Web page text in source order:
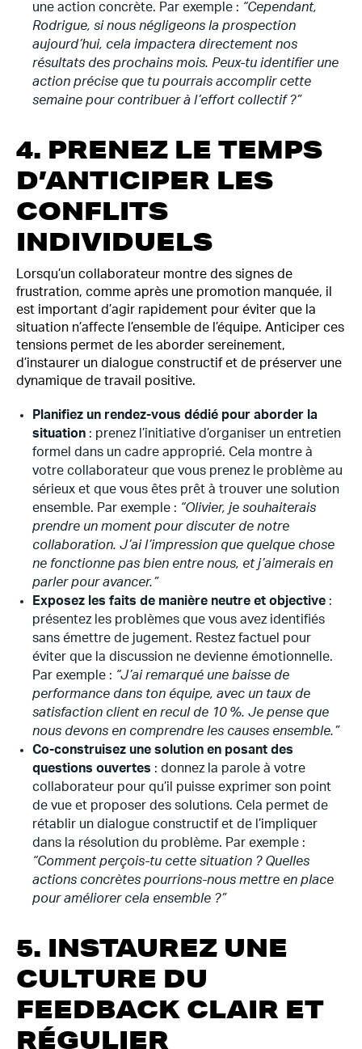
une action concrète. Par exemple : “Cependant,
Rodrigue, si nous négligeons la prospection
aujourd’hui, cela impactera directement nos
résultats des prochains mois. Peux-tu identifier une
action précise que tu pourrais accomplir cette
semaine pour contribuer à l’effort collectif ?”
4. PRENEZ LE TEMPS
D’ANTICIPER LES
CONFLITS
INDIVIDUELS
Lorsqu’un collaborateur montre des signes de
frustration, comme après une promotion manquée, il
est important d’agir rapidement pour éviter que la
situation n’affecte l’ensemble de l’équipe. Anticiper ces
tensions permet de les aborder sereinement,
d’instaurer un dialogue constructif et de préserver une
dynamique de travail positive.
Planifiez un rendez-vous dédié pour aborder la
situation : prenez l’initiative d’organiser un entretien
formel dans un cadre approprié. Cela montre à
votre collaborateur que vous prenez le problème au
sérieux et que vous êtes prêt à trouver une solution
ensemble. Par exemple : “Olivier, je souhaiterais
prendre un moment pour discuter de notre
collaboration. J’ai l’impression que quelque chose
ne fonctionne pas bien entre nous, et j’aimerais en
parler pour avancer.”
Exposez les faits de manière neutre et objective :
présentez les problèmes que vous avez identifiés
sans émettre de jugement. Restez factuel pour
éviter que la discussion ne devienne émotionnelle.
Par exemple : “J’ai remarqué une baisse de
performance dans ton équipe, avec un taux de
satisfaction client en recul de 10 %. Je pense que
nous devons en comprendre les causes ensemble.”
Co-construisez une solution en posant des
questions ouvertes : donnez la parole à votre
collaborateur pour qu’il puisse exprimer son point
de vue et proposer des solutions. Cela permet de
rétablir un dialogue constructif et de l’impliquer
dans la résolution du problème. Par exemple :
“Comment perçois-tu cette situation ? Quelles
actions concrètes pourrions-nous mettre en place
pour améliorer cela ensemble ?”
5. INSTAUREZ UNE
CULTURE DU
FEEDBACK CLAIR ET
RÉGULIER